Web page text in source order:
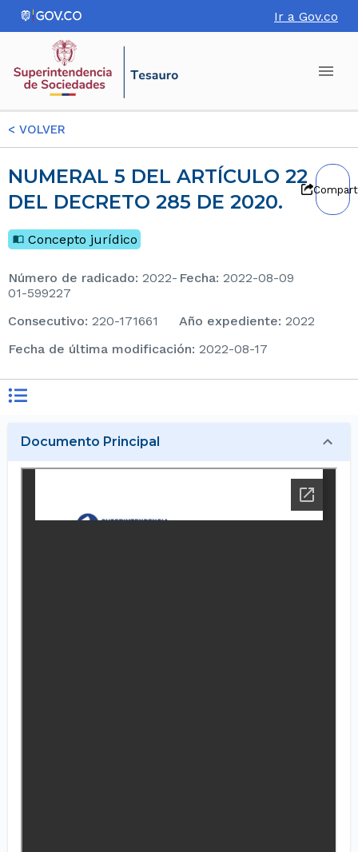
Ir a Gov.co
< VOLVER
NUMERAL 5 DEL ARTÍCULO 22
DEL DECRETO 285 DE 2020.
Concepto jurídico
Número de radicado: 2022-
01-599227
Fecha: 2022-08-09
consecutivo: 220-171661 Año expediente: 2022
Fecha de última modificación: 2022-08-17
Documento Principal